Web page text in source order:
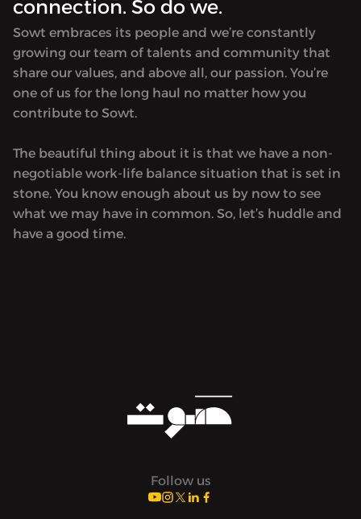
connection. So do we.
Sowt embraces its people and we’re constantly
growing our team of talents and community that
share our values, and above all, our passion. You’re
one of us for the long haul no matter how you
contribute to Sowt.
The beautiful thing about it is that we have a non-
negotiable work-life balance situation that is set in
stone. You know enough about us by now to see
what we may have in common. So, let’s huddle and
have a good time.
Follow us